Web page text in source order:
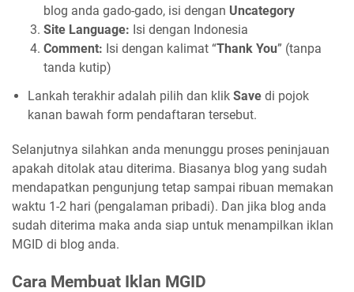
blog anda gado-gado, isi dengan Uncategory
Site Language: Isi dengan Indonesia
Comment: Isi dengan kalimat “Thank You” (tanpa
tanda kutip)
Lankah terakhir adalah pilih dan klik Save di pojok
kanan bawah form pendaftaran tersebut.
Selanjutnya silahkan anda menunggu proses peninjauan
apakah ditolak atau diterima. Biasanya blog yang sudah
mendapatkan pengunjung tetap sampai ribuan memakan
waktu 1-2 hari (pengalaman pribadi). Dan jika blog anda
sudah diterima maka anda siap untuk menampilkan iklan
MGID di blog anda.
Cara Membuat Iklan MGID